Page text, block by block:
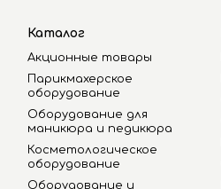
Каталог
Акционные товары
Парикмахерское
оборудование
Оборудование для
маникюра и педикюра
Косметологическое
оборудование
Оборудование и